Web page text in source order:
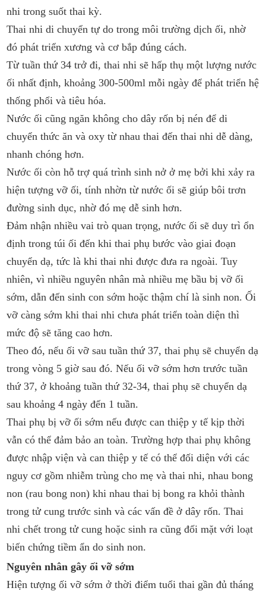
nhi trong suốt thai kỳ.
Thai nhi di chuyển tự do trong môi trường dịch ối, nhờ
đó phát triển xương và cơ bắp đúng cách.
Từ tuần thứ 34 trở đi, thai nhi sẽ hấp thụ một lượng nước
ối nhất định, khoảng 300-500ml mỗi ngày để phát triển hệ
thống phổi và tiêu hóa.
Nước ối cũng ngăn không cho dây rốn bị nén để di
chuyển thức ăn và oxy từ nhau thai đến thai nhi dễ dàng,
nhanh chóng hơn.
Nước ối còn hỗ trợ quá trình sinh nở ở mẹ bởi khi xảy ra
hiện tượng vỡ ối, tính nhờn từ nước ối sẽ giúp bôi trơn
đường sinh dục, nhờ đó mẹ dễ sinh hơn.
Đảm nhận nhiều vai trò quan trọng, nước ối sẽ duy trì ổn
định trong túi ối đến khi thai phụ bước vào giai đoạn
chuyển dạ, tức là khi thai nhi được đưa ra ngoài. Tuy
nhiên, vì nhiều nguyên nhân mà nhiều mẹ bầu bị vỡ ối
sớm, dẫn đến sinh con sớm hoặc thậm chí là sinh non. Ối
vỡ càng sớm khi thai nhi chưa phát triển toàn diện thì
mức độ sẽ tăng cao hơn.
Theo đó, nếu ối vỡ sau tuần thứ 37, thai phụ sẽ chuyển dạ
trong vòng 5 giờ sau đó. Nếu ối vỡ sớm hơn trước tuần
thứ 37, ở khoảng tuần thứ 32-34, thai phụ sẽ chuyển dạ
sau khoảng 4 ngày đến 1 tuần.
Thai phụ bị vỡ ối sớm nếu được can thiệp y tế kịp thời
vẫn có thể đảm bảo an toàn. Trường hợp thai phụ không
được nhập viện và can thiệp y tế có thể đối diện với các
nguy cơ gồm nhiễm trùng cho mẹ và thai nhi, nhau bong
non (rau bong non) khi nhau thai bị bong ra khỏi thành
trong tử cung trước sinh và các vấn đề ở dây rốn. Thai
nhi chết trong tử cung hoặc sinh ra cũng đối mặt với loạt
biến chứng tiềm ẩn do sinh non.
Nguyên nhân gây ối vỡ sớm
Hiện tượng ối vỡ sớm ở thời điểm tuổi thai gần đủ tháng